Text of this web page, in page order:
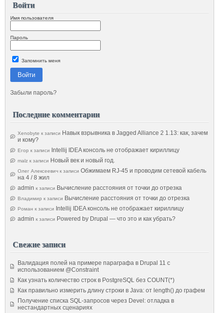
Войти
Имя пользователя
Пароль
Запомнить меня
Войти
Забыли пароль?
Последние комментарии
Xenobyte к записи Навык взрывника в Jagged Alliance 2 1.13: как, зачем
и кому?
Егор к записи Intellij IDEA консоль не отображает кириллицу
malz к записи Новый век и новый год.
Олег Алексеевич к записи Обжимаем RJ-45 и проводим сетевой кабель
на 4 / 8 жил
admin к записи Вычисление расстояния от точки до отрезка
Владимир к записи Вычисление расстояния от точки до отрезка
Роман к записи Intellij IDEA консоль не отображает кириллицу
admin к записи Powered by Drupal — что это и как убрать?
Свежие записи
Валидация полей на примере параграфа в Drupal 11 с
использованием @Constraint
Как узнать количество строк в PostgreSQL без COUNT(*)
Как правильно измерить длину строки в Java: от length() до графем
Получение списка SQL-запросов через Devel: отладка в
нестандартных сценариях